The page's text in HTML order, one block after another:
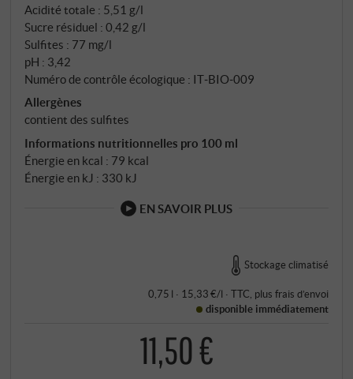
Acidité totale : 5,51 g/l
Sucre résiduel : 0,42 g/l
Sulfites : 77 mg/l
pH : 3,42
Numéro de contrôle écologique : IT‑BIO‑009
Allergènes
contient des sulfites
Informations nutritionnelles pro 100 ml
Énergie en kcal : 79 kcal
Énergie en kJ : 330 kJ
EN SAVOIR PLUS
Stockage climatisé
0,75 l · 15,33 €/l · TTC , plus frais d’envoi
disponible immédiatement
11,50 €